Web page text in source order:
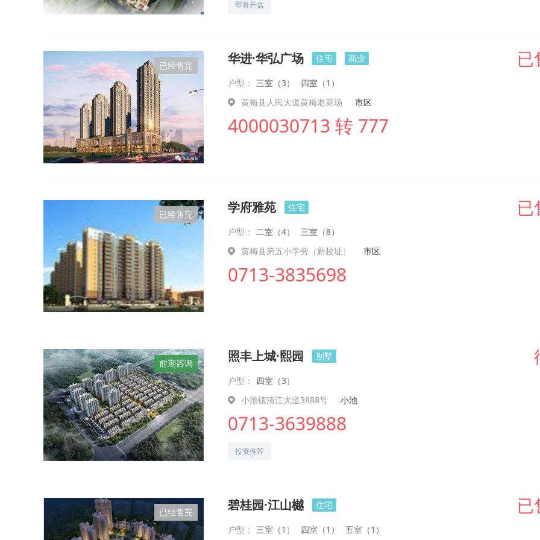
即将开盘
已经售完 华进·华弘广场 住宅 商业
户型： 三室（3）
四室（1）
黄梅县人民大道黄梅老菜场
市区
4000030713 转 777
已
已经售完 学府雅苑 住宅
户型： 二室（4）
三室（8）
黄梅县第五小学旁（新校址）
市区
0713-3835698
已
前期咨询 照丰上城·熙园 别墅
户型：
四室（3）
小池镇清江大道3888号
小池
0713-3639888
投资推荐
已经售完 碧桂园·江山樾 住宅
户型： 三室（1） 四室（1） 五室（1）
已